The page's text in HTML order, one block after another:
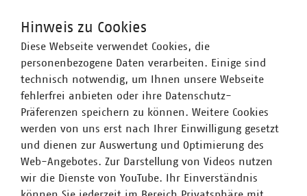
über die Umsetzung von Managementvorgaben und
Umweltleistungswerte in Industrieanlagen) sollte
sichergestellt werden, dass Unternehmen, die
bereits ein UMS eingeführt haben, bestehende
Managementstrukturen nutzen können, und dass
neu einzuführende UMS den international
etablierten Normen entsprechen (ISO 14001, EMAS).
Es darf nicht zu einem neuen Format des „UMS-
45“ kommen.
Für die kommunale Wasserwirtschaft ergibt sich
Hinweis zu Cookies
Diese Webseite verwendet Cookies, die
personenbezogene Daten verarbeiten. Einige sind
technisch notwendig, um Ihnen unsere Webseite
fehlerfrei anbieten oder ihre Datenschutz-
Präferenzen speichern zu können. Weitere Cookies
werden von uns erst nach Ihrer Einwilligung gesetzt
und dienen zur Auswertung und Optimierung des
Web-Angebotes. Zur Darstellung von Videos nutzen
wir die Dienste von YouTube. Ihr Einverständnis